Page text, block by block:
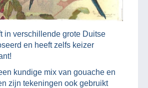
in verschillende grote Duitse
en heeft zelfs keizer
kundige mix van gouache en
zijn tekeningen ook gebruikt